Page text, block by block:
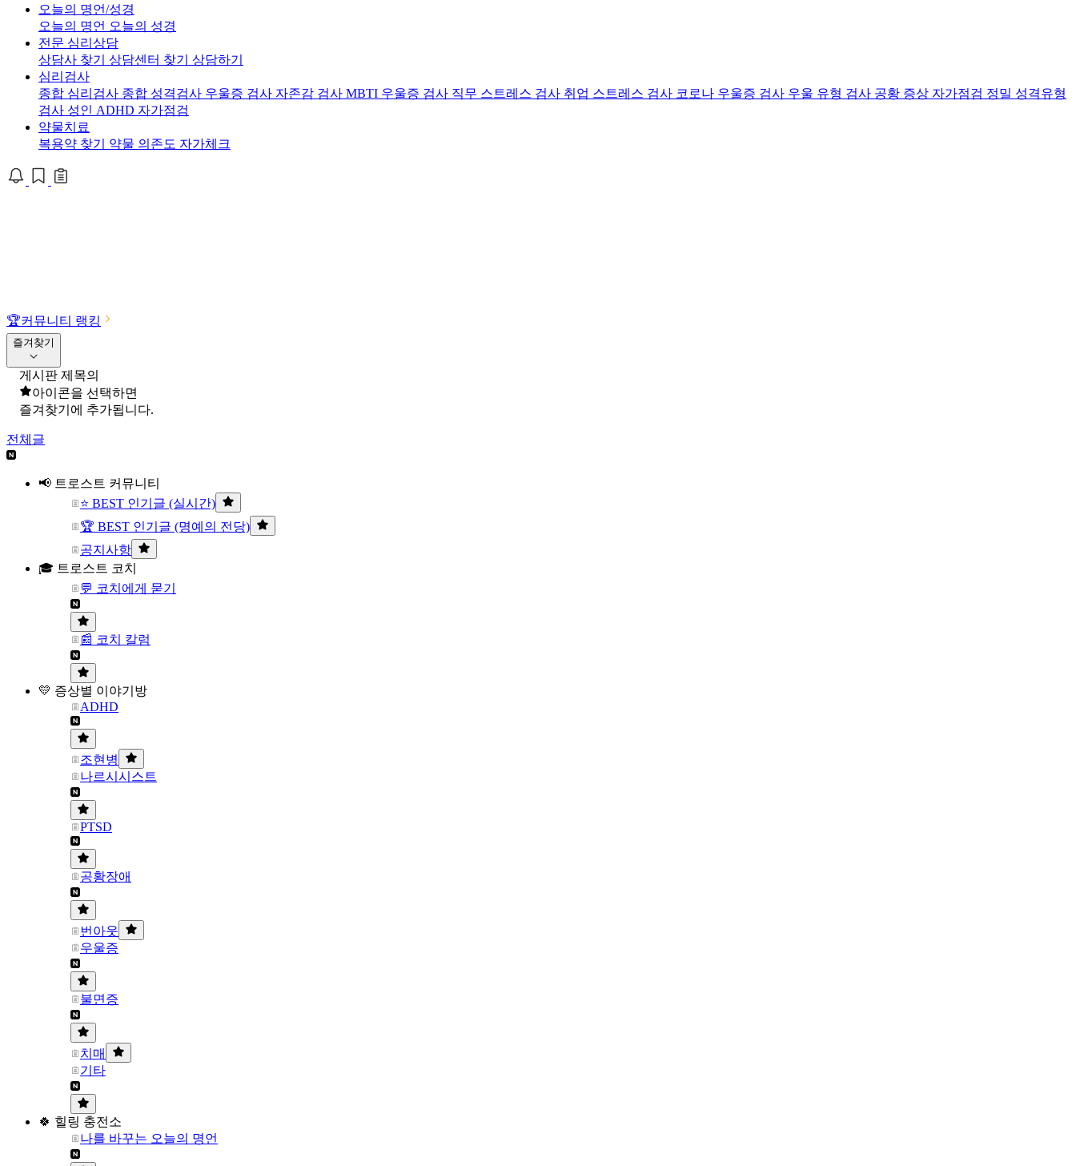
오늘의 명언/성경
오늘의 명언 오늘의 성경
전문 심리상담
상담사 찾기 상담센터 찾기 상담하기
심리검사
종합 심리검사 종합 성격검사 우울증 검사 자존감 검사 MBTI 우울증 검사 직무 스트레스 검사 취업 스트레스 검사 코로나 우울증 검사 우울 유형 검사 공황 증상 자가점검 정밀 성격유형
검사 성인 ADHD 자가점검
약물치료
복용약 찾기 약물 의존도 자가체크
🏆커뮤니티 랭킹
즐겨찾기
게시판 제목의
아이콘을 선택하면
즐겨찾기에 추가됩니다.
전체글
📢 트로스트 커뮤니티
⭐ BEST 인기글 (실시간)
🏆 BEST 인기글 (명예의 전당)
공지사항
🎓 트로스트 코치
💬 코치에게 묻기
📰 코치 칼럼
💛 증상별 이야기방
ADHD
조현병
나르시시스트
PTSD
공황장애
번아웃
우울증
불면증
치매
기타
🍀 힐링 충전소
나를 바꾸는 오늘의 명언